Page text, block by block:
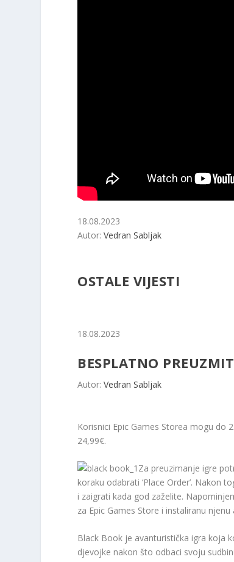
18.08.2023
Autor:Vedran Sabljak
OSTALE VIJESTI
18.08.2023
BESPLATNO
Autor:Vedran Sabljak
Korisnici Epic Games Storea mogu do
24,99€.
Za preuzimanje igre
koraku odabrati ‘Place Order’. Nakon
i zaigrati kada god zaželite.
za Epic Games Store i instaliranu njenu
Black Book je avanturistička igra koja
djevojke nakon što odbaci svoju